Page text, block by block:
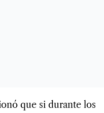
que si durante los